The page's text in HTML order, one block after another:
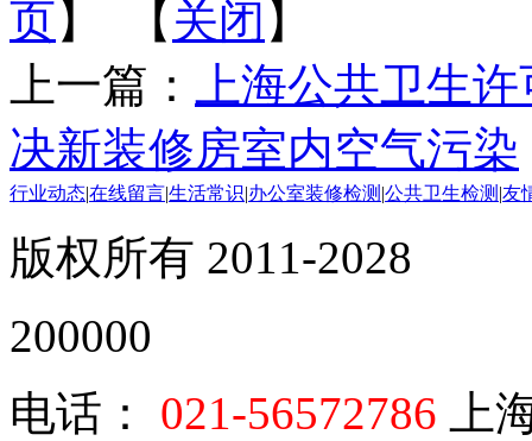
页】 【 关闭 】
上一篇：
上海公共卫生
决新装修房室内空气污染
行业动态在线留言生活常识 办公室装修检测 公共卫生检测 友
版权所有 2011-2028
200000
电话：
021-56572786 上